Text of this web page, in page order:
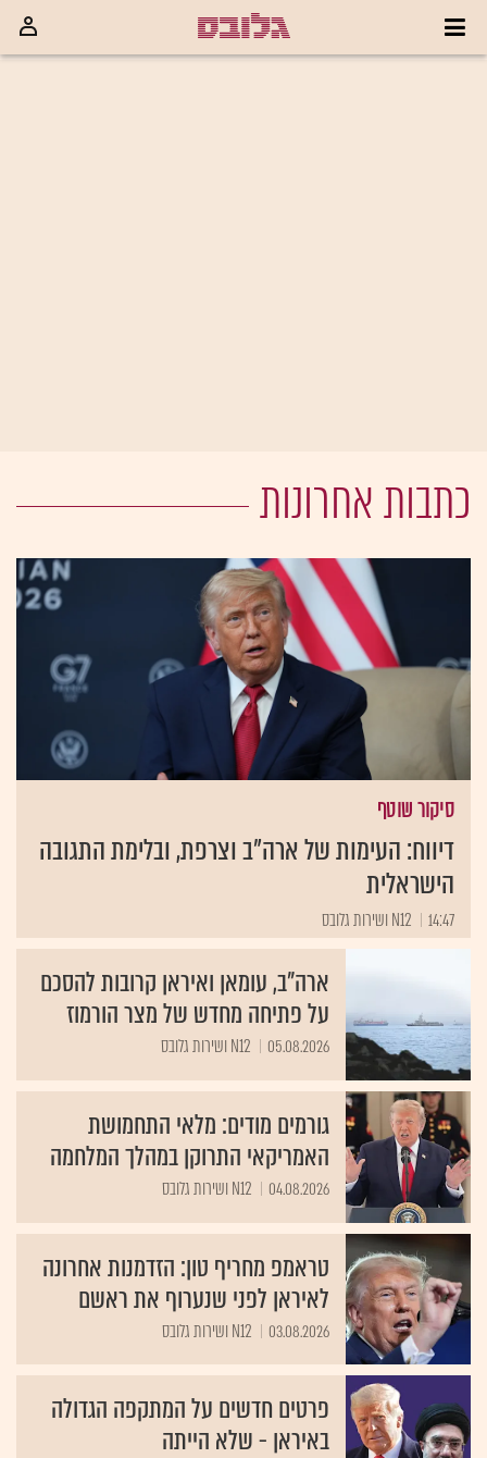
כתבות אחרונות
סיקור שוטף
דיווח: העימות של ארה"ב וצרפת, ובלימת התגובה
הישראלית
14:47 N12 ושירות גלובס
ארה"ב, עומאן ואיראן קרובות להסכם
על פתיחה מחדש של מצר הורמוז
05.08.2026 N12 ושירות גלובס
גורמים מודים: מלאי התחמושת
האמריקאי התרוקן במהלך המלחמה
04.08.2026 N12 ושירות גלובס
טראמפ מחריף טון: הזדמנות אחרונה
לאיראן לפני שנערוף את ראשם
03.08.2026 N12 ושירות גלובס
פרטים חדשים על המתקפה הגדולה
באיראן - שלא הייתה